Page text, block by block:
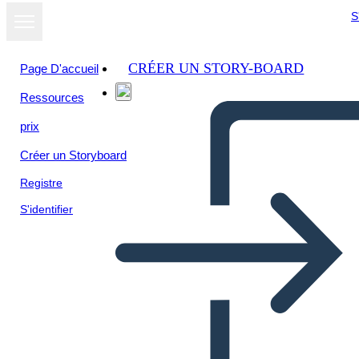
Page D'accueil
Ressources
prix
Créer un Storyboard
Registre
S'identifier
CRÉER UN STORY-BOARD